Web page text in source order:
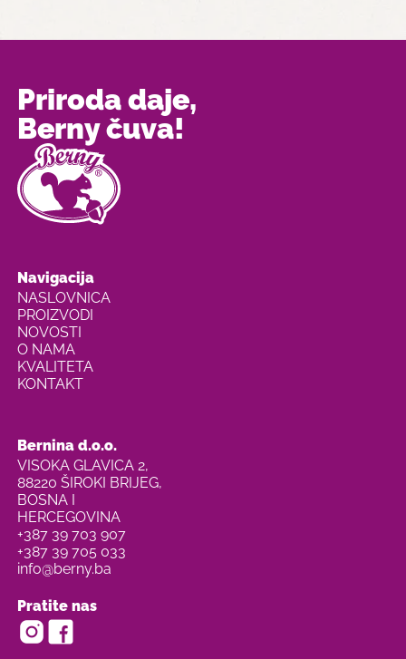
Priroda daje,
Berny čuva!
Navigacija
NASLOVNICA
PROIZVODI
NOVOSTI
O NAMA
KVALITETA
KONTAKT
Bernina d.o.o.
VISOKA GLAVICA 2,
88220 ŠIROKI BRIJEG,
BOSNA I
HERCEGOVINA
+387 39 703 907
+387 39 705 033
info@berny.ba
Pratite nas